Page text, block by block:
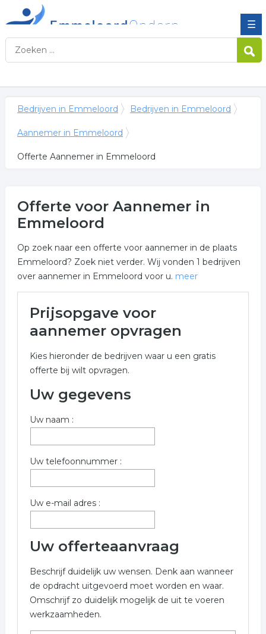
☰
Bedrijven in Emmeloord Bedrijven in Emmeloord
Aannemer in Emmeloord
Offerte Aannemer in Emmeloord
Offerte voor Aannemer in
Emmeloord
Op zoek naar een offerte voor aannemer in de plaats
Emmeloord? Zoek niet verder. Wij vonden 1 bedrijven
over aannemer in Emmeloord voor u. meer
Emmeloord
gerelateerde bedrijven in de omgeving van
Emmeloord voor een vrijblijvende aanvraag.
Wilt u informatie opvragen voor aannemer in de regio
mogelijk in. De volgende bedrijven zijn gelinkt aan
Trefwoorden:
aannemer aannemersbedrijf
Prijsopgave voor
aannemer opvragen
Kies hieronder de bedrijven waar u een gratis
offerte bij wilt opvragen.
Uw gegevens
Uw naam :
Uw telefoonnummer :
Uw e-mail adres :
Uw offerteaanvraag
Beschrijf duidelijk uw wensen. Denk aan wanneer
de opdracht uitgevoerd moet worden en waar.
Omschrijf zo duidelijk mogelijk de uit te voeren
werkzaamheden.